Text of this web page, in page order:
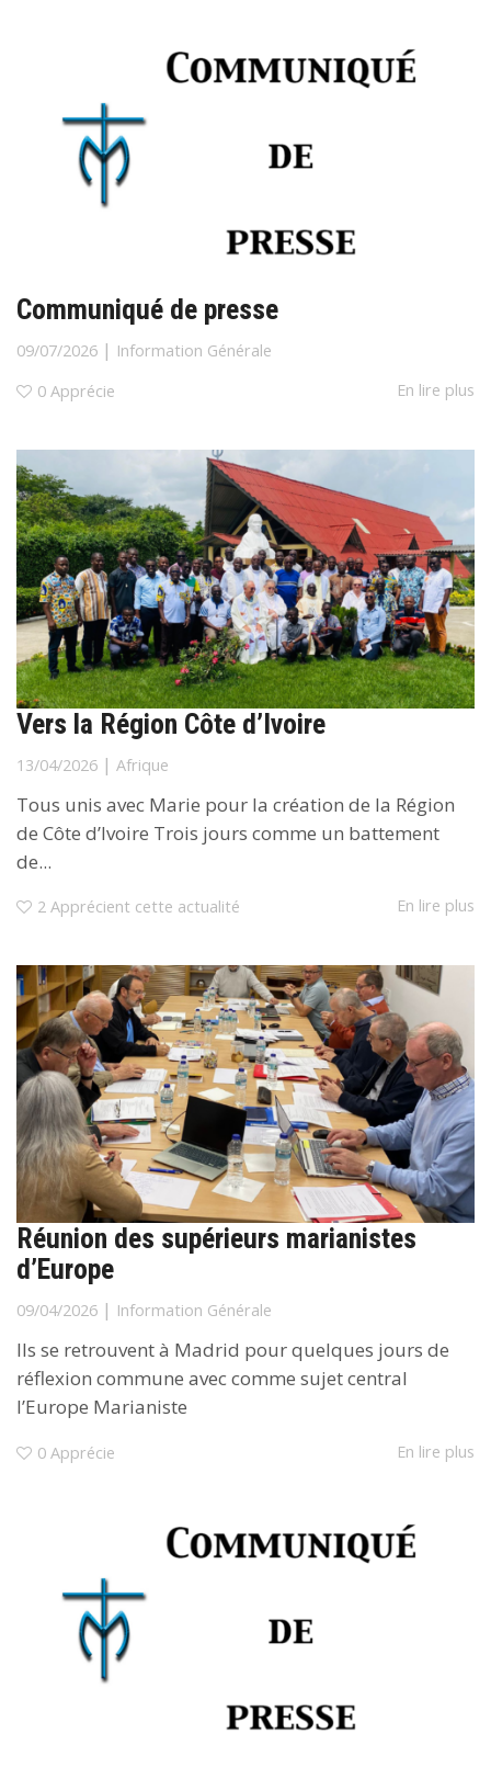
Communiqué de presse
09/07/2026 | Information Générale
0 Apprécie En lire plus
Vers la Région Côte d’Ivoire
13/04/2026 | Afrique
Tous unis avec Marie pour la création de la Région
de Côte d’Ivoire Trois jours comme un battement
de...
2 Apprécient cette actualité En lire plus
Réunion des supérieurs marianistes
d’Europe
09/04/2026 | Information Générale
Ils se retrouvent à Madrid pour quelques jours de
réflexion commune avec comme sujet central
l’Europe Marianiste
0 Apprécie En lire plus